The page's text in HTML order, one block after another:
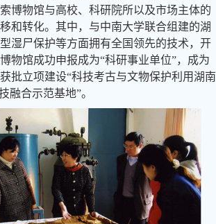
博物馆与高校、科研院所以及市场主体的
和转化。其中，与中南大学联合组建的湖
湿尸保护等方面拥有全国领先的技术，开
物馆成功申报成为“科研事业单位”，成为
批立项建设“科技考古与文物保护利用湖南
融合示范基地”。